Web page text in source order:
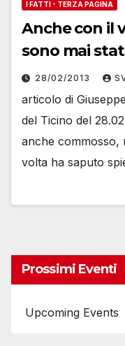
I FATTI - TERZA PAGINA
Anche con il
sono mai
28/02/2013
articolo di
del Ticino del
anche commosso,
volta ha saputo
Prossimi Eventi
Upcoming Events